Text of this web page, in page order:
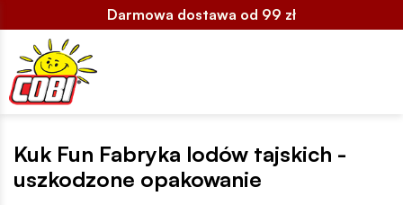
Darmowa dostawa od 99 zł
Kuk Fun Fabryka lodów tajskich -
uszkodzone opakowanie